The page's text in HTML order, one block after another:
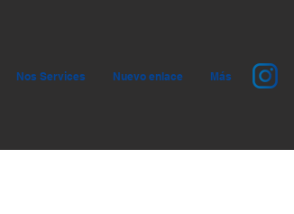
Nos Services Nuevo enlace Más